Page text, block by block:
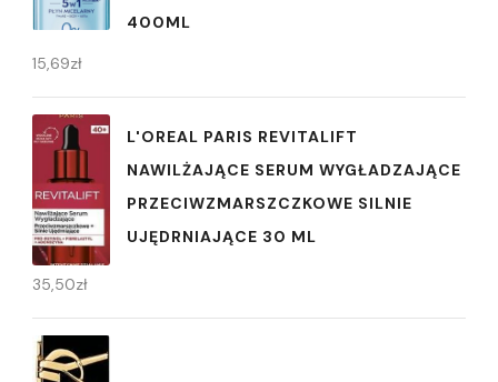
400ML
15,69zł
L'OREAL PARIS REVITALIFT
NAWILŻAJĄCE SERUM WYGŁADZAJĄCE
PRZECIWZMARSZCZKOWE SILNIE
UJĘDRNIAJĄCE 30 ML
35,50zł